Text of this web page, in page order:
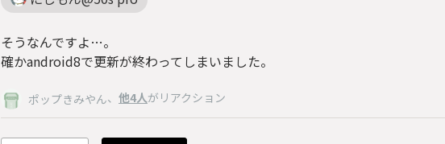
そうなんですよ…。
確かandroid8で更新が終わってしまいました。
ポップきみやん、 他4人がリアクション